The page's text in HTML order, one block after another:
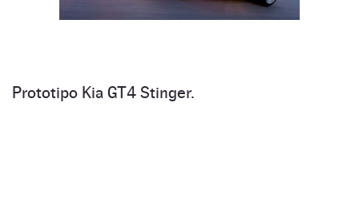
Prototipo Kia GT4 Stinger.